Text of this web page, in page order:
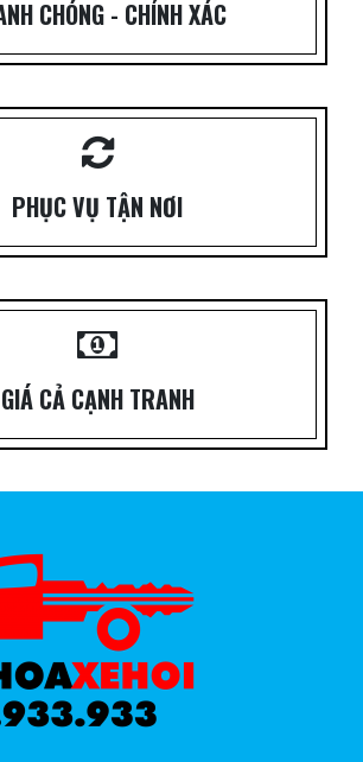
CHÓNG - CHÍNH XÁC
PHỤC VỤ TẬN NƠI
GIÁ CẢ CẠNH TRANH